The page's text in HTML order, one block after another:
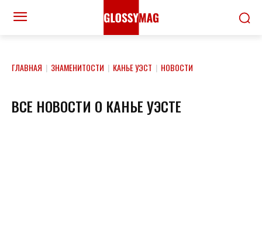
ГЛАВНАЯ | ЗНАМЕНИТОСТИ | КАНЬЕ УЭСТ | НОВОСТИ
ВСЕ НОВОСТИ О КАНЬЕ УЭСТЕ